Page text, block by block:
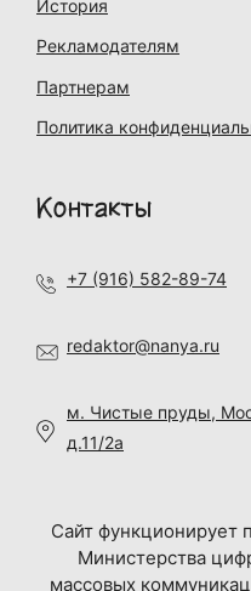
История
Рекламодателям
Партнерам
Политика
Контакты
+7 (916) 582-89-74
redaktor@nanya.ru
м. Чистые пруды,
д.11/2а
Сайт функционирует
Министерства
массовых